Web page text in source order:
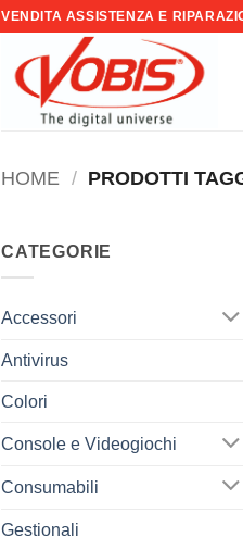
VENDITA ASSISTENZA E
HOME / PRODOTTI
CATEGORIE
Accessori
Antivirus
Colori
Console e Videogiochi
Consumabili
Gestionali